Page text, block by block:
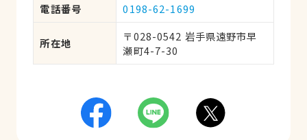
電話番号
0198-62-1699
所在地
〒028-0542 岩手県遠野市早
瀬町4-7-30